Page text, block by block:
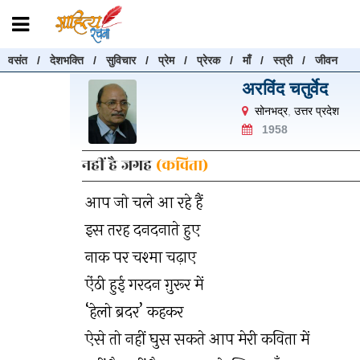
वसंत/देशभक्ति/सुविचार/प्रेम/प्रेरक/माँ/स्त्री/जीवन
अरविंद चतुर्वेद
सोनभद्र, उत्तर प्रदेश
1958
नहीं है जगह(कविता)
आप जो चले आ रहे हैं
इस तरह दनदनाते हुए
नाक पर चश्मा चढ़ाए
ऐंठी हुई गरदन ग़ुरूर में
‘हेलो ब्रदर’ कहकर
ऐसे तो नहीं घुस सकते आप मेरी कविता में
रचनाएँ खोजें
रचनाएँ खोजने के लिए नीचे दी गई बॉक्स में हिन्दी में लिखें और "खोजें" बटन